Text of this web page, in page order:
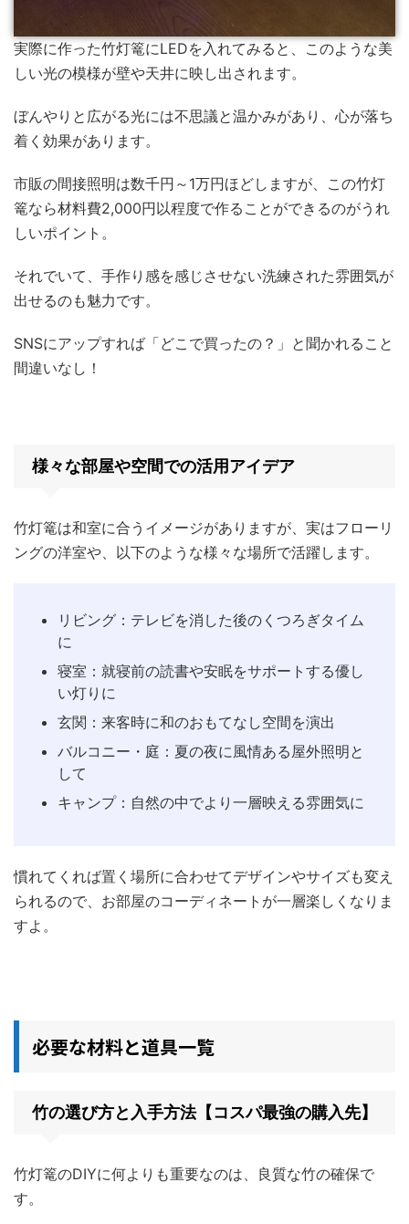
実際に作った竹灯篭にLEDを入れてみると、このような美
しい光の模様が壁や天井に映し出されます。
ぼんやりと広がる光には不思議と温かみがあり、心が落ち
着く効果があります。
市販の間接照明は数千円～1万円ほどしますが、この竹灯
篭なら材料費2,000円以程度で作ることができるのがうれ
しいポイント。
それでいて、手作り感を感じさせない洗練された雰囲気が
出せるのも魅力です。
SNSにアップすれば「どこで買ったの？」と聞かれること
間違いなし！
様々な部屋や空間での活用アイデア
竹灯篭は和室に合うイメージがありますが、実はフローリ
ングの洋室や、以下のような様々な場所で活躍します。
リビング：テレビを消した後のくつろぎタイム
に
寝室：就寝前の読書や安眠をサポートする優し
い灯りに
玄関：来客時に和のおもてなし空間を演出
バルコニー・庭：夏の夜に風情ある屋外照明と
して
キャンプ：自然の中でより一層映える雰囲気に
慣れてくれば置く場所に合わせてデザインやサイズも変え
られるので、お部屋のコーディネートが一層楽しくなりま
すよ。
必要な材料と道具一覧
竹の選び方と入手方法【コスパ最強の購入先】
竹灯篭のDIYに何よりも重要なのは、良質な竹の確保で
す。